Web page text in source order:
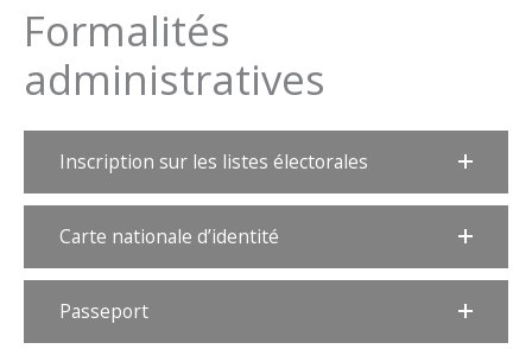
Formalités
administratives
Inscription sur les listes électorales
Carte nationale d’identité
Passeport